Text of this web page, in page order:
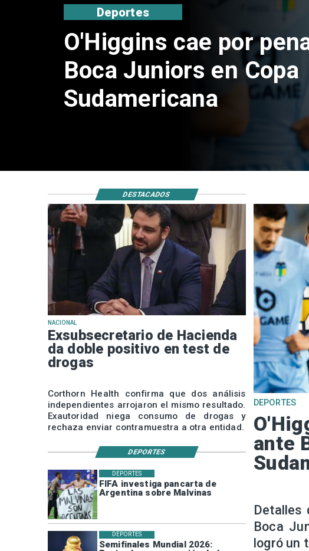
Exsubsecretario de
doble positivo en test
Nacional
FIFA investiga pancarta de
Argentina sobre Malvinas
DEPORTES
Semifinales Mundial 2026:
DEPORTES
NACIONAL
Exsubsecretario de Hacienda
da doble positivo en test de
drogas
Corthorn Health confirma que dos análisis
independientes arrojaron el mismo resultado.
Exautoridad niega consumo de drogas y
rechaza enviar contramuestra a otra entidad.
DEPORTES
ante
Detalles
Boca
logró un
DESTACADOS
DEPORTES